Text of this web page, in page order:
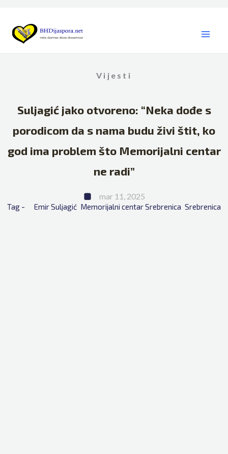
content
Vijesti
Suljagić jako otvoreno: “Neka dođe s
porodicom da s nama budu živi štit, ko
god ima problem što Memorijalni centar
ne radi”
mar 11, 2025
Tag - Emir Suljagić Memorijalni centar Srebrenica Srebrenica